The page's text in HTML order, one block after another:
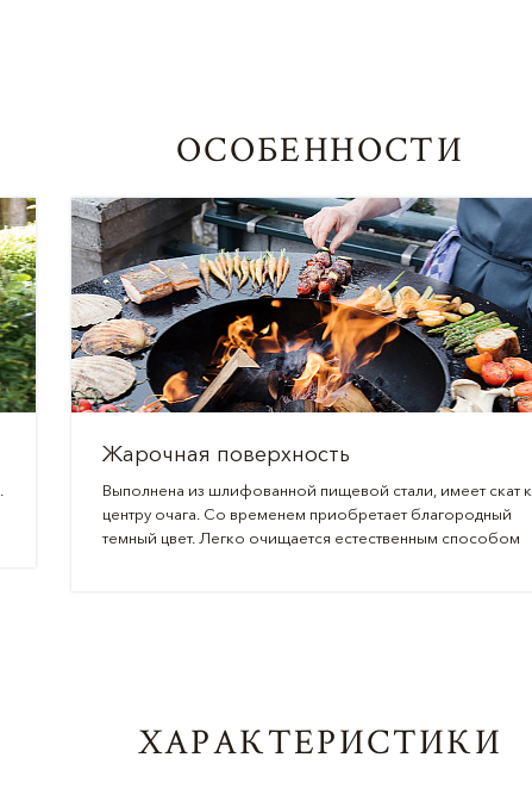
ОСОБЕННОСТИ
Жарочная поверхность
Выполнена из шлифованной пищевой стали, имеет скат к
центру очага. Со временем приобретает благородный
темный цвет. Легко очищается естественным способом
ХАРАКТЕРИСТИКИ